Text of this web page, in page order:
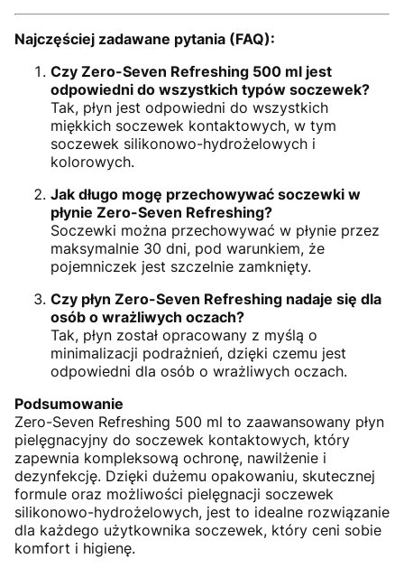
Najczęściej zadawane pytania (FAQ):
Czy Zero-Seven Refreshing 500 ml jest
odpowiedni do wszystkich typów soczewek?
Tak, płyn jest odpowiedni do wszystkich
miękkich soczewek kontaktowych, w tym
soczewek silikonowo-hydrożelowych i
kolorowych.
Jak długo mogę przechowywać soczewki w
płynie Zero-Seven Refreshing?
Soczewki można przechowywać w płynie przez
maksymalnie 30 dni, pod warunkiem, że
pojemniczek jest szczelnie zamknięty.
Czy płyn Zero-Seven Refreshing nadaje się dla
osób o wrażliwych oczach?
Tak, płyn został opracowany z myślą o
minimalizacji podrażnień, dzięki czemu jest
odpowiedni dla osób o wrażliwych oczach.
Podsumowanie
Zero-Seven Refreshing 500 ml to zaawansowany płyn
pielęgnacyjny do soczewek kontaktowych, który
zapewnia kompleksową ochronę, nawilżenie i
dezynfekcję. Dzięki dużemu opakowaniu, skutecznej
formule oraz możliwości pielęgnacji soczewek
silikonowo-hydrożelowych, jest to idealne rozwiązanie
dla każdego użytkownika soczewek, który ceni sobie
komfort i higienę.